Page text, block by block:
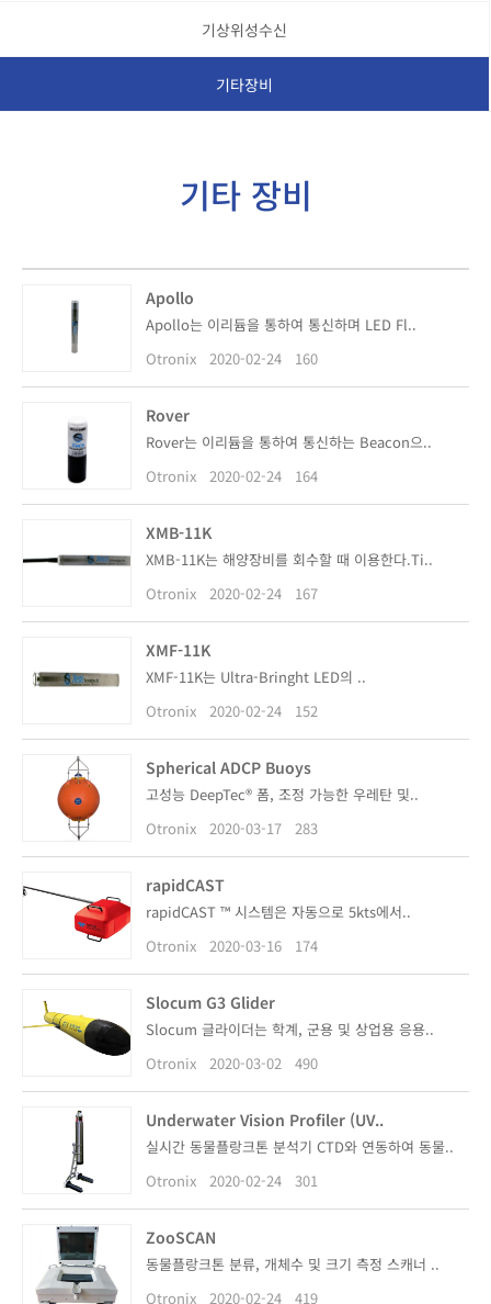
기상위성수신
기타장비
기타 장비
Apollo
Apollo는 이리듐을 통하여 통신하며 LED Fl..
Otronix
2020-02-24 160
Rover
Rover는 이리듐을 통하여 통신하는 Beacon으..
Otronix
2020-02-24 164
XMB-11K
XMB-11K는 해양장비를 회수할 때 이용한다.Ti..
Otronix
2020-02-24 167
XMF-11K
XMF-11K는 Ultra-Bringht LED의 ..
Otronix
2020-02-24 152
Spherical ADCP Buoys
고성능 DeepTec® 폼, 조정 가능한 우레탄 및..
Otronix
2020-03-17 283
rapidCAST
rapidCAST ™ 시스템은 자동으로 5kts에서..
Otronix
2020-03-16 174
Slocum G3 Glider
Slocum 글라이더는 학계, 군용 및 상업용 응용..
Otronix
2020-03-02 490
Underwater Vision Profiler (UV..
실시간 동물플랑크톤 분석기 CTD와 연동하여 동물..
Otronix
2020-02-24 301
ZooSCAN
동물플랑크톤 분류, 개체수 및 크기 측정 스캐너 ..
Otronix
2020-02-24 419